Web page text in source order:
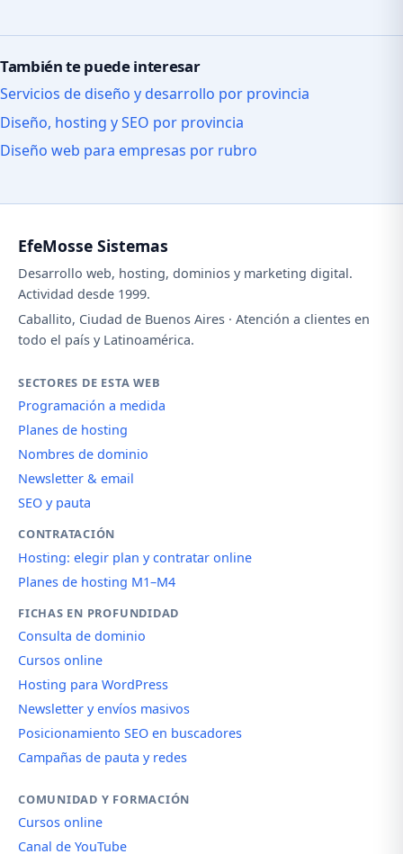
También te puede interesar
Servicios de diseño y desarrollo por provincia
Diseño, hosting y SEO por provincia
Diseño web para empresas por rubro
EfeMosse Sistemas
Desarrollo web, hosting, dominios y marketing digital.
Actividad desde 1999.
Caballito, Ciudad de Buenos Aires · Atención a clientes en
todo el país y Latinoamérica.
SECTORES DE ESTA WEB
Programación a medida
Planes de hosting
Nombres de dominio
Newsletter & email
SEO y pauta
CONTRATACIÓN
Hosting: elegir plan y contratar online
Planes de hosting M1–M4
FICHAS EN PROFUNDIDAD
Consulta de dominio
Cursos online
Hosting para WordPress
Newsletter y envíos masivos
Posicionamiento SEO en buscadores
Campañas de pauta y redes
COMUNIDAD Y FORMACIÓN
Cursos online
Canal de YouTube